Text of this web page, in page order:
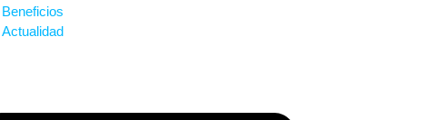
Beneficios
Actualidad